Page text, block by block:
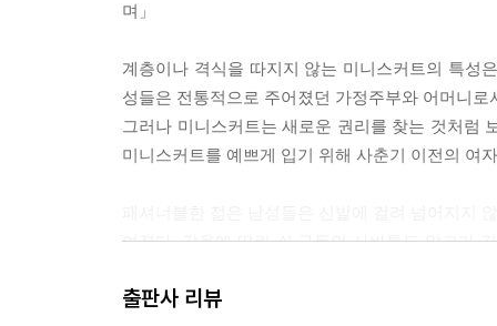
며」
계층이나 격식을 따지지 않는 미니스커트의 특성
성들은 전통적으로 주어졌던 가정주부와 어머니
그러나 미니스커트는 새로운 권리를 찾는 것처럼
미니스커트를 예쁘게 입기 위해 사춘기 이전의 여
여졌다. 갑옷에 딸린 쇠 구두인 사바통도 앞코가
출판사 리뷰